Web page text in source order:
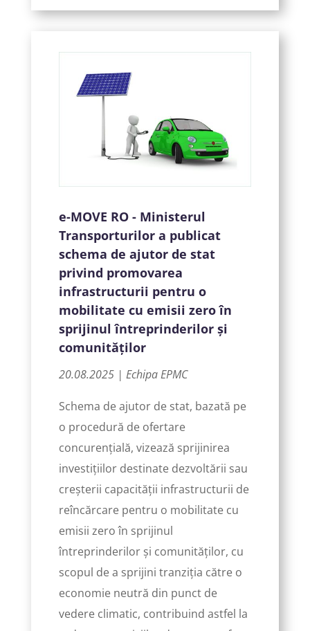
e-MOVE RO - Ministerul
Transporturilor a publicat
schema de ajutor de stat
privind promovarea
infrastructurii pentru o
mobilitate cu emisii zero în
sprijinul întreprinderilor și
comunităților
20.08.2025 | Echipa EPMC
Schema de ajutor de stat, bazată pe
o procedură de ofertare
concurențială, vizează sprijinirea
investițiilor destinate dezvoltării sau
creșterii capacității infrastructurii de
reîncărcare pentru o mobilitate cu
emisii zero în sprijinul
întreprinderilor și comunităților, cu
scopul de a sprijini tranziția către o
economie neutră din punct de
vedere climatic, contribuind astfel la